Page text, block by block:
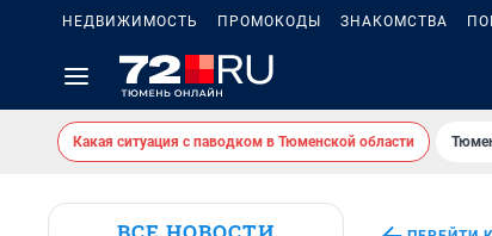
НЕДВИЖИМОСТЬ ПРОМОКОДЫ ЗНАКОМСТВА
Какая ситуация с паводком в Тюменской области